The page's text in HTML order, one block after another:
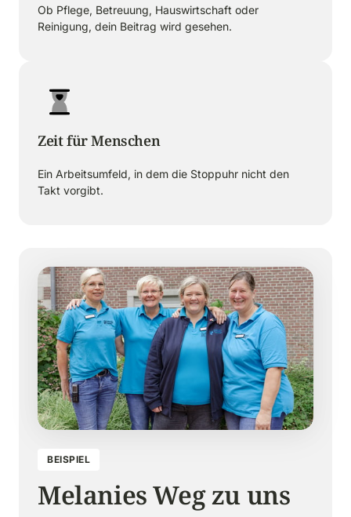
Ob Pflege, Betreuung, Hauswirtschaft oder
Reinigung, dein Beitrag wird gesehen.
Zeit für Menschen
Ein Arbeitsumfeld, in dem die Stoppuhr nicht den
Takt vorgibt.
BEISPIEL
Melanies Weg zu uns